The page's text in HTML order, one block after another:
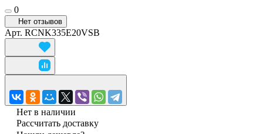
0
Нет отзывов
Арт. RCNK335E20VSB
Нет в наличии
Рассчитать доставку